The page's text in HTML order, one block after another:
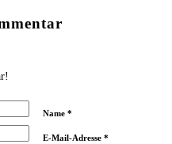
Name*
E-Mail-Adresse*